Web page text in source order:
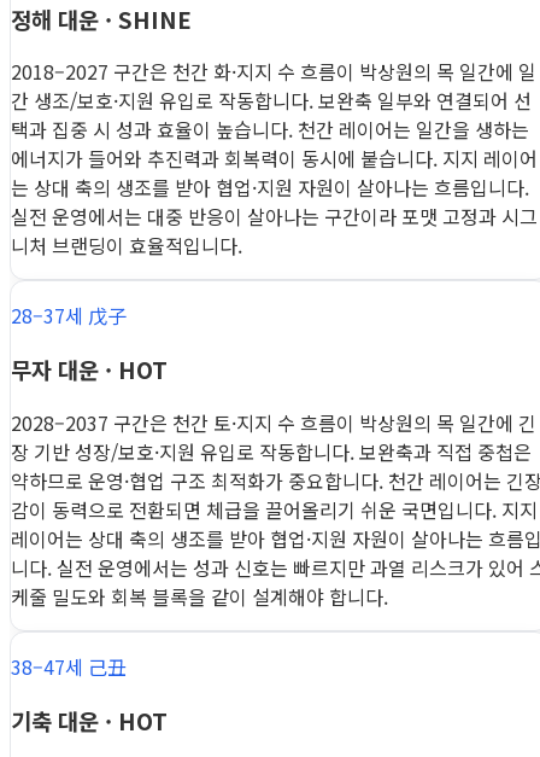
정해 대운 · SHINE
2018–2027 구간은 천간 화·지지 수 흐름이 박상원의 목 일간에 일
간 생조/보호·지원 유입로 작동합니다. 보완축 일부와 연결되어 선
택과 집중 시 성과 효율이 높습니다. 천간 레이어는 일간을 생하는
에너지가 들어와 추진력과 회복력이 동시에 붙습니다. 지지 레이어
는 상대 축의 생조를 받아 협업·지원 자원이 살아나는 흐름입니다.
실전 운영에서는 대중 반응이 살아나는 구간이라 포맷 고정과 시그
니처 브랜딩이 효율적입니다.
28–37세 戊子
무자 대운 · HOT
2028–2037 구간은 천간 토·지지 수 흐름이 박상원의 목 일간에 긴
장 기반 성장/보호·지원 유입로 작동합니다. 보완축과 직접 중첩은
약하므로 운영·협업 구조 최적화가 중요합니다. 천간 레이어는 긴
감이 동력으로 전환되면 체급을 끌어올리기 쉬운 국면입니다. 지지
레이어는 상대 축의 생조를 받아 협업·지원 자원이 살아나는 흐름
니다. 실전 운영에서는 성과 신호는 빠르지만 과열 리스크가 있어
케줄 밀도와 회복 블록을 같이 설계해야 합니다.
38–47세 己丑
기축 대운 · HOT